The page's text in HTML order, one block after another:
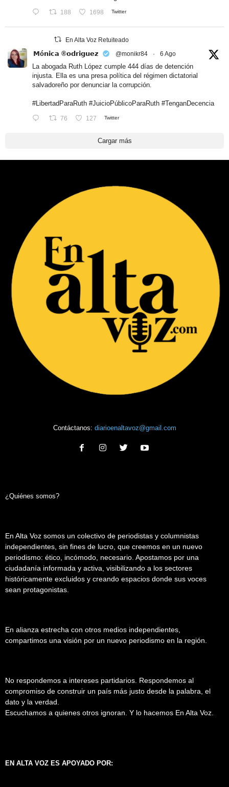
188 1698 Twitter
En Alta Voz Retuiteado
𝗠ó𝗻𝗶𝗰𝗮 ®𝗼𝗱𝗿𝗶𝗴𝘂𝗲𝘇 @monikr84 · 6 Ago
La abogada Ruth López cumple 444 días de detención
injusta. Ella es una presa política del régimen dictatorial
salvadoreño por denunciar la corrupción.
#LibertadParaRuth #JuicioPúblicoParaRuth #TenganDecencia
76 127 Twitter
Cargar más
Contáctanos: diarioenaltavoz@gmail.com
¿Quiénes somos?
En Alta Voz somos un colectivo de periodistas y columnistas
independientes, sin fines de lucro, que creemos en un nuevo
periodismo: ético, incómodo, necesario. Apostamos por una
ciudadanía informada y activa, visibilizando a los sectores
históricamente excluidos y creando espacios donde sus voces
sean protagonistas.
En alianza estrecha con otros medios independientes,
compartimos una visión por un nuevo periodismo en la región.
No respondemos a intereses partidarios. Respondemos al
compromiso de construir un país más justo desde la palabra, el
dato y la verdad.
Escuchamos a quienes otros ignoran. Y lo hacemos En Alta Voz.
EN ALTA VOZ ES APOYADO POR: